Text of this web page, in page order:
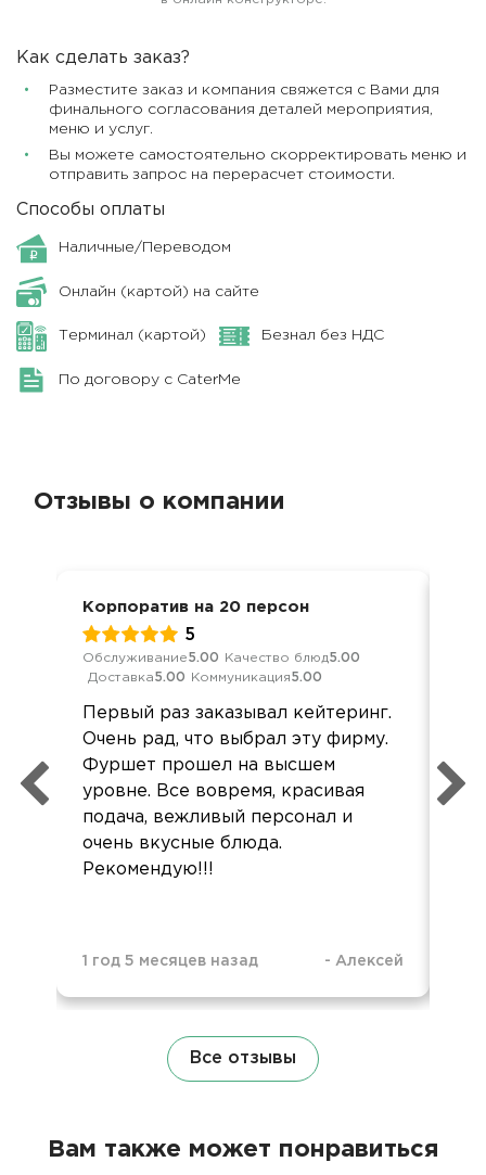
Как сделать заказ?
Разместите заказ и компания свяжется с Вами для
финального согласования деталей мероприятия,
меню и услуг.
Вы можете самостоятельно скорректировать меню и
отправить запрос на перерасчет стоимости.
Способы оплаты
Наличные/Переводом
Онлайн (картой) на сайте
Терминал (картой) Безнал без НДС
По договору с CaterMe
Отзывы о компании
Корпоратив на 20 персон
5
Обслуживание5.00 Качество блюд5.00
Доставка5.00 Коммуникация5.00
Первый раз заказывал кейтеринг.
Очень рад, что выбрал эту фирму.
Фуршет прошел на высшем
уровне. Все вовремя, красивая
подача, вежливый персонал и
очень вкусные блюда.
Рекомендую!!!
1 год 5 месяцев назад - Алексей
Все отзывы
Вам также может понравиться